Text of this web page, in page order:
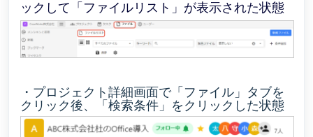
ックして「ファイルリスト」が表示された状態
・プロジェクト詳細画面で「ファイル」タブを
クリック後、「検索条件」をクリックした状態